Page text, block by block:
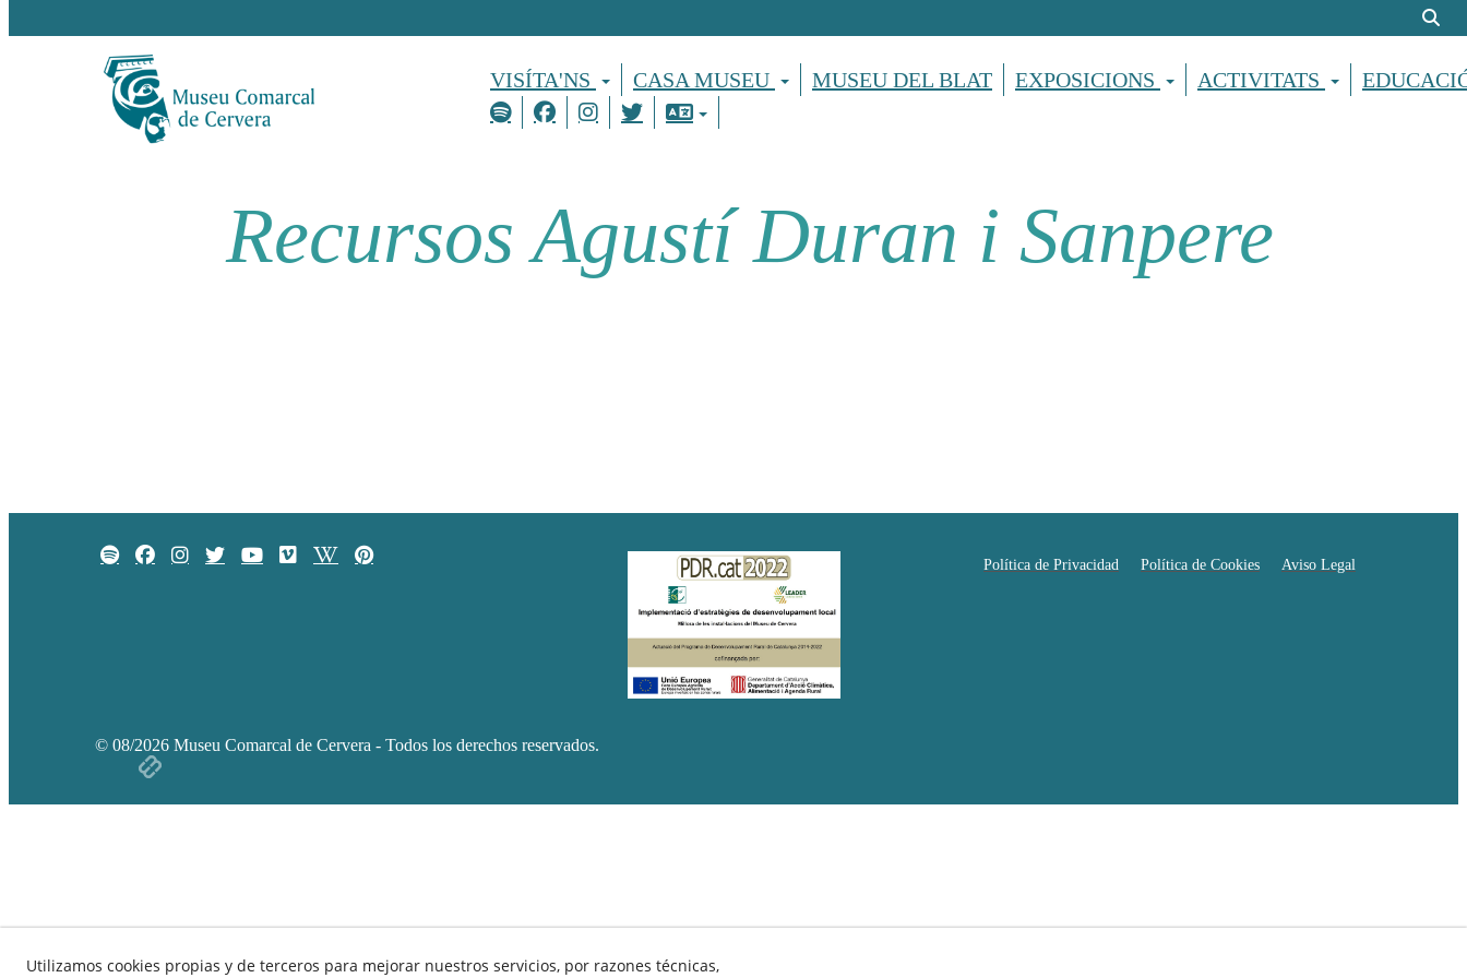
VISÍTA'NS CASA MUSEU MUSEU DEL BLAT EXPOSICIONS ACTIVITATS
Recursos Agustí Duran i Sanpere
Aviso Legal
Política de Cookies
Política de Privacidad
© 08/2026 Museu Comarcal de Cervera - Todos los derechos reservados.
Utilizamos cookies propias y de terceros para mejorar nuestros servicios, por razones técnicas,